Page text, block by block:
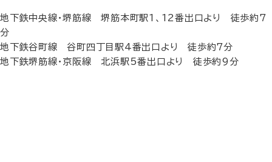
地下鉄中央線・堺筋線 堺筋本町駅1、12番出口より 徒歩約7
分
地下鉄谷町線 谷町四丁目駅4番出口より 徒歩約7分
地下鉄堺筋線・京阪線 北浜駅5番出口より 徒歩約9分